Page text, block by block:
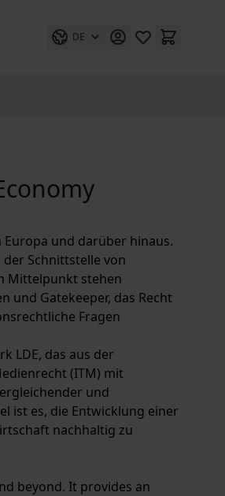
DE
und darüber hinaus.
Schnittstelle von
Mittelpunkt stehen
und Gatekeeper, das Recht
Fragen
LDE, das aus der
(ITM) mit
und
ist es, die Entwicklung einer
nachhaltig zu
beyond. It provides an